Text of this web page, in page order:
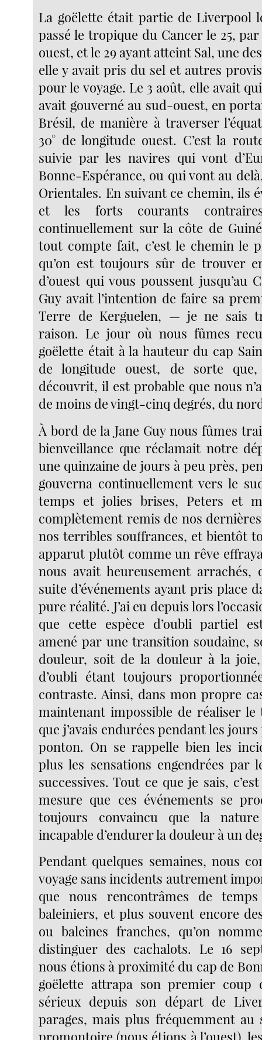
La goëlette était partie de Liverpool
passé le tropique du Cancer le 25,
ouest, et le 29 ayant atteint Sal, une
elle y avait pris du sel et autres
pour le voyage. Le 3 août, elle avait
avait gouverné au sud-ouest, en
Brésil, de manière à traverser
30° de longitude ouest. C’est la
suivie par les navires qui vont
Bonne-Espérance, ou qui vont au
Orientales. En suivant ce chemin, ils
et les forts courants
continuellement sur la côte de
tout compte fait, c’est le chemin le
qu’on est toujours sûr de trouver
d’ouest qui vous poussent jusqu’au
Guy avait l’intention de faire sa
Terre de Kerguelen, — je ne sais
raison. Le jour où nous fûmes
goëlette était à la hauteur du cap
de longitude ouest, de sorte
découvrit, il est probable que nous
de moins de vingt-cinq degrés, du
À bord de la Jane Guy nous fûmes
bienveillance que réclamait notre
une quinzaine de jours à peu près,
gouverna continuellement vers le
temps et jolies brises, Peters et
complètement remis de nos
nos terribles souffrances, et bientôt
apparut plutôt comme un rêve
nous avait heureusement arrachés,
suite d’événements ayant pris place
pure réalité. J’ai eu depuis lors
que cette espèce d’oubli partiel
amené par une transition soudaine,
douleur, soit de la douleur à la
d’oubli étant toujours
contraste. Ainsi, dans mon propre
maintenant impossible de réaliser
que j’avais endurées pendant les
ponton. On se rappelle bien les
plus les sensations engendrées par
successives. Tout ce que je sais,
mesure que ces événements se
toujours convaincu que la
incapable d’endurer la douleur à un
Pendant quelques semaines, nous
voyage sans incidents autrement
que nous rencontrâmes de
baleiniers, et plus souvent encore
ou baleines franches, qu’on
distinguer des cachalots. Le 16
nous étions à proximité du cap de
goëlette attrapa son premier
sérieux depuis son départ de
parages, mais plus fréquemment au